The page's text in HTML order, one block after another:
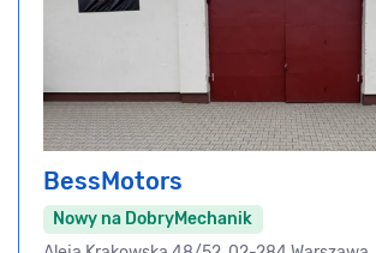
BessMotors
Nowy na DobryMechanik